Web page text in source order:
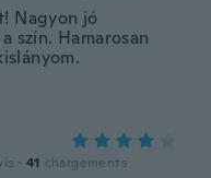
Nagyon jó
szín. Hamarosan
· 41 chargements